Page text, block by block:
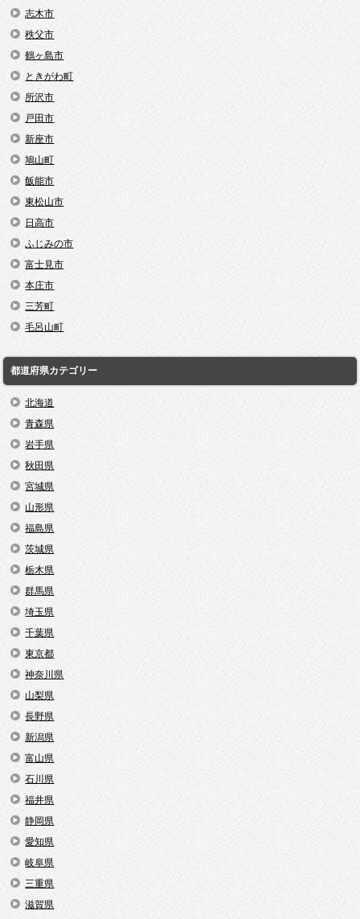
志木市
秩父市
鶴ヶ島市
ときがわ町
所沢市
戸田市
新座市
鳩山町
飯能市
東松山市
日高市
ふじみの市
富士見市
本庄市
三芳町
毛呂山町
都道府県カテゴリー
北海道
青森県
岩手県
秋田県
宮城県
山形県
福島県
茨城県
栃木県
群馬県
埼玉県
千葉県
東京都
神奈川県
山梨県
長野県
新潟県
富山県
石川県
福井県
静岡県
愛知県
岐阜県
三重県
滋賀県